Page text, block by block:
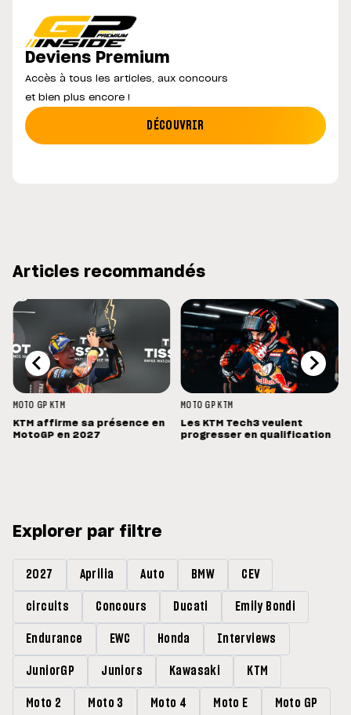
Deviens Premium
Accès à tous les articles, aux concours
et bien plus encore !
DÉCOUVRIR
Articles recommandés
MOTO GP KTM
KTM affirme sa présence en
MotoGP en 2027
MOTO GP KTM
Les KTM Tech3 veulent
progresser en qualification
Explorer par filtre
2027 Aprilia Auto BMW CEV
circuits Concours Ducati Emily Bondi
Endurance EWC Honda Interviews
JuniorGP Juniors Kawasaki KTM
Moto 2 Moto 3 Moto 4 Moto E Moto GP